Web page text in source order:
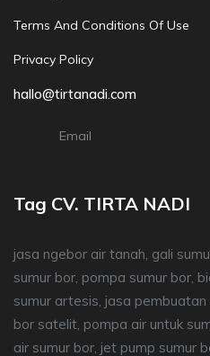
Terms And Conditions Of Use
Privacy Policy
hallo@tirtanadi.com
Email
Tag CV. TIRTA NADI
jasa ngebor air tanah, gali
sumur bor, pompa sumur bor,
sumur artesis, jasa
bor satelit, pompa air untuk
air sumur bor, jet pump sumur